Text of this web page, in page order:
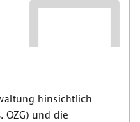
hinsichtlich
OZG) und die